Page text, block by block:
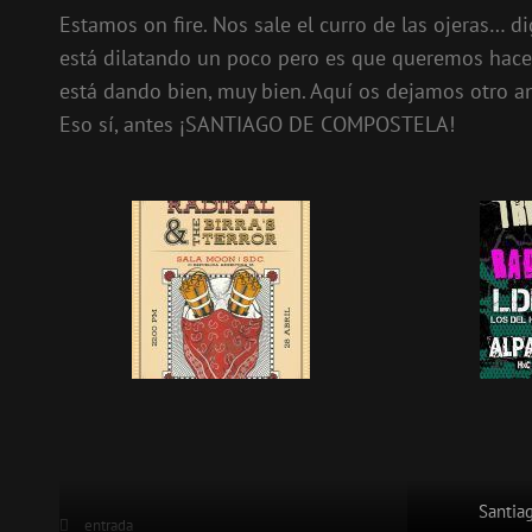
Estamos on fire. Nos sale el curro de las ojeras…
está dilatando un poco pero es que queremos
está dando bien, muy bien. Aquí os dejamos otro
Eso sí, antes ¡SANTIAGO DE COMPOSTELA!
Categorías
entrada